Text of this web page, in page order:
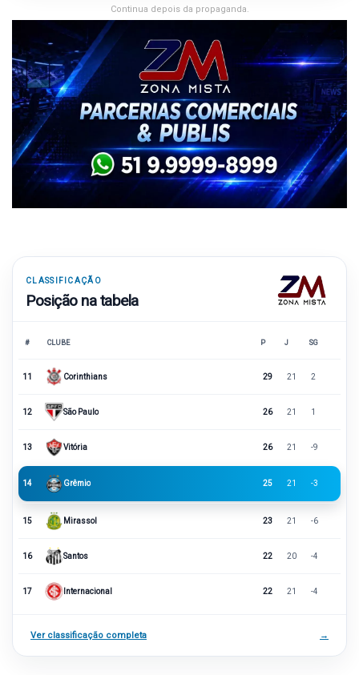
Continua depois da propaganda.
CLASSIFICAÇÃO
Posição na tabela
# CLUBE P J SG
11 Corinthians 29 21 2
12 São Paulo 26 21 1
13 Vitória 26 21 -9
14 Grêmio 25 21 -3
15 Mirassol 23 21 -6
16 Santos 22 20 -4
17 Internacional 22 21 -4
Ver classificação completa →